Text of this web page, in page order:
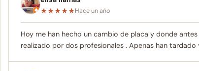
★★★★★Hace un año
Hoy me han hecho un cambio de placa y donde
realizado por dos profesionales . Apenas han